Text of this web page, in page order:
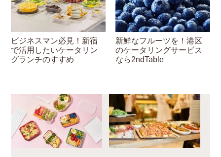
ビジネスマン必見！新宿
で活用したいケータリン
グランチのすすめ
新鮮なフルーツを！港区
のケータリングサービス
なら2ndTable